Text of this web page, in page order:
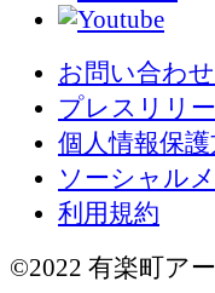
お問い合わせ
プレスリリ
個人情報保
ソーシャル
利用規約
©2022 有楽町ア